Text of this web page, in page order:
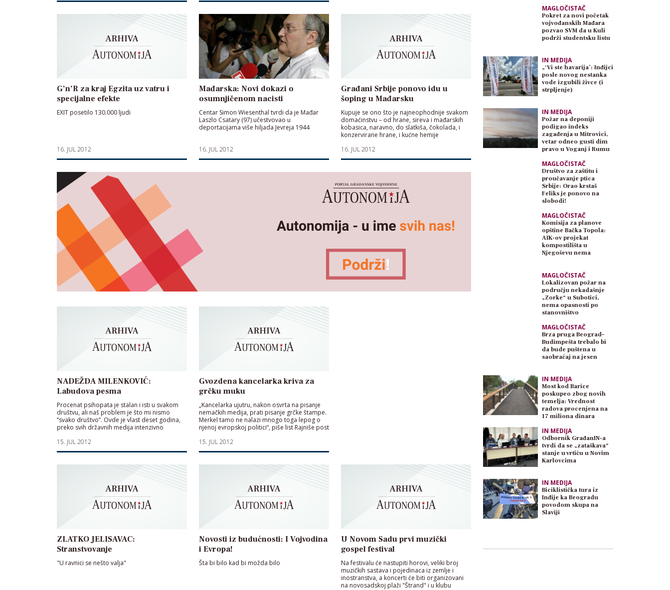
G’n’R za kraj Egzita uz vatru i
specijalne efekte
EXIT posetilo 130.000 ljudi
16. JUL 2012
Mađarska: Novi dokazi o
osumnjičenom nacisti
Centar Simon Wiesenthal tvrdi da je Mađar
Laszlo Csatary (97) učestvovao u
deportacijama više hiljada Jevreja 1944
16. JUL 2012
Građani Srbije ponovo idu u
šoping u Mađarsku
Kupuje se ono što je najneophodnije svakom
domaćinstvu – od hrane, sireva i mađarskih
kobasica, naravno, do slatkiša, čokolada, i
konzervirane hrane, i kućne hemije
16. JUL 2012
NADEŽDA MILENKOVIĆ:
Labudova pesma
Procenat psihopata je stalan i isti u svakom
društvu, ali naš problem je što mi nismo
”svako društvo”. Ovde je vlast deset godina,
preko svih državnih medija intenzivno
slavila psihopate
15. JUL 2012
Gvozdena kancelarka kriva za
grčku muku
„Kancelarka ujutru, nakon osvrta na pisanje
nemačkih medija, prati pisanje grčke štampe.
Merkel tamo ne nalazi mnogo toga lepog o
njenoj evropskoj politici“, piše list Rajniše post
15. JUL 2012
ZLATKO JELISAVAC:
Stranstvovanje
"U ravnici se nešto valja"
Novosti iz budućnosti: I Vojvodina
i Evropa!
Šta bi bilo kad bi možda bilo
U Novom Sadu prvi muzički
gospel festival
Na festivalu će nastupiti horovi, veliki broj
muzičkih sastava i pojedinaca iz zemlje i
inostranstva, a koncerti će biti organizovani
na novosadskoj plaži "Štrand" i u klubu
MAGLOČISTAČ
Pokret za novi početak
vojvođanskih Mađara
pozvao SVM da u Kuli
podrži studentsku listu
IN MEDIJA
„‘Vi ste havarija’: Inđijci
posle novog nestanka
vode izgubili živce (i
strpljenje)
IN MEDIJA
Požar na deponiji
podigao indeks
zagađenja u Mitrovici,
vetar odneo gusti dim
pravo u Voganj i Rumu
MAGLOČISTAČ
Društvo za zaštitu i
proučavanje ptica
Srbije: Orao krstaš
Feliks je ponovo na
slobodi!
MAGLOČISTAČ
Komisija za planove
opštine Bačka Topola:
AIK-ov projekat
kompostilišta u
Njegoševu nema
MAGLOČISTAČ
Lokalizovan požar na
području nekadašnje
„Zorke“ u Subotici,
nema opasnosti po
stanovništvo
MAGLOČISTAČ
Brza pruga Beograd–
Budimpešta trebalo bi
da bude puštena u
saobraćaj na jesen
IN MEDIJA
Most kod Barice
poskupeo zbog novih
temelja: Vrednost
radova procenjena na
17 miliona dinara
IN MEDIJA
Odbornik GrađanIN-a
tvrdi da se „zataškava“
stanje u vrtiću u Novim
Karlovcima
IN MEDIJA
Biciklistička tura iz
Inđije ka Beogradu
povodom skupa na
Slaviji